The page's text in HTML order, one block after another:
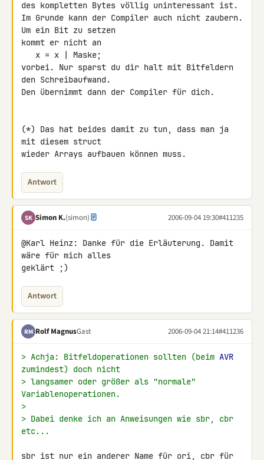
des kompletten Bytes völlig uninteressant ist.
Im Grunde kann der Compiler auch nicht zaubern.
Um ein Bit zu setzen
kommt er nicht an
vorbei. Nur sparst du dir halt mit Bitfeldern
den Schreibaufwand.
Den übernimmt dann der Compiler für dich.
(*) Das hat beides damit zu tun, dass man ja
mit diesem struct
wieder Arrays aufbauen können muss.
Antwort
SK Simon K.(simon) 2006-09-04 19:30#411235
@Karl Heinz: Danke für die Erläuterung. Damit
wäre für mich alles
geklärt ;)
Antwort
RM Rolf MagnusGast 2006-09-04 21:14#411236
> Achja: Bitfeldoperationen sollten (beim AVR
zumindest) doch nicht
> langsamer oder größer als "normale"
Variablenoperationen.
>
> Dabei denke ich an Anweisungen wie sbr, cbr
etc...
sbr ist nur ein anderer Name für ori, cbr für